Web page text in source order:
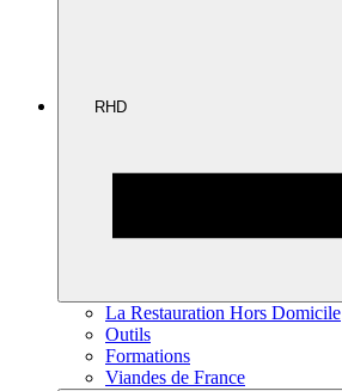
RHD
La Restauration Hors Domicile
Outils
Formations
Viandes de France